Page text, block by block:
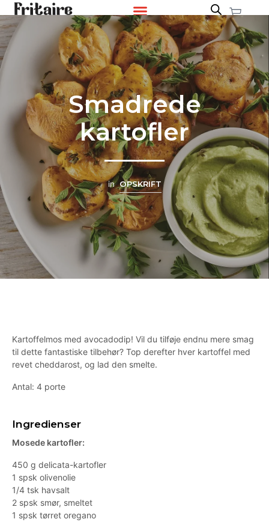
Smadrede
kartofler
in OPSKRIFT
Kartoffelmos med avocadodip! Vil du tilføje endnu mere smag
til dette fantastiske tilbehør? Top derefter hver kartoffel med
revet cheddarost, og lad den smelte.
Antal: 4 porte
Ingredienser
Mosede kartofler:
450 g delicata-kartofler
1 spsk olivenolie
1/4 tsk havsalt
2 spsk smør, smeltet
1 spsk tørret oregano